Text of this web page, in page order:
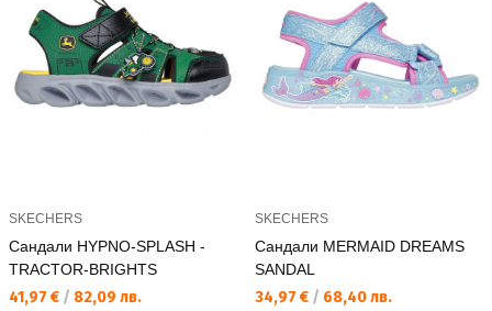
SKECHERS
Сандали HYPNO-SPLASH -
TRACTOR-BRIGHTS
Текуща цена:
41,97 € / 82,09 лв.
SKECHERS
Сандали MERMAID DREAMS
SANDAL
Текуща цена:
34,97 € / 68,40 лв.